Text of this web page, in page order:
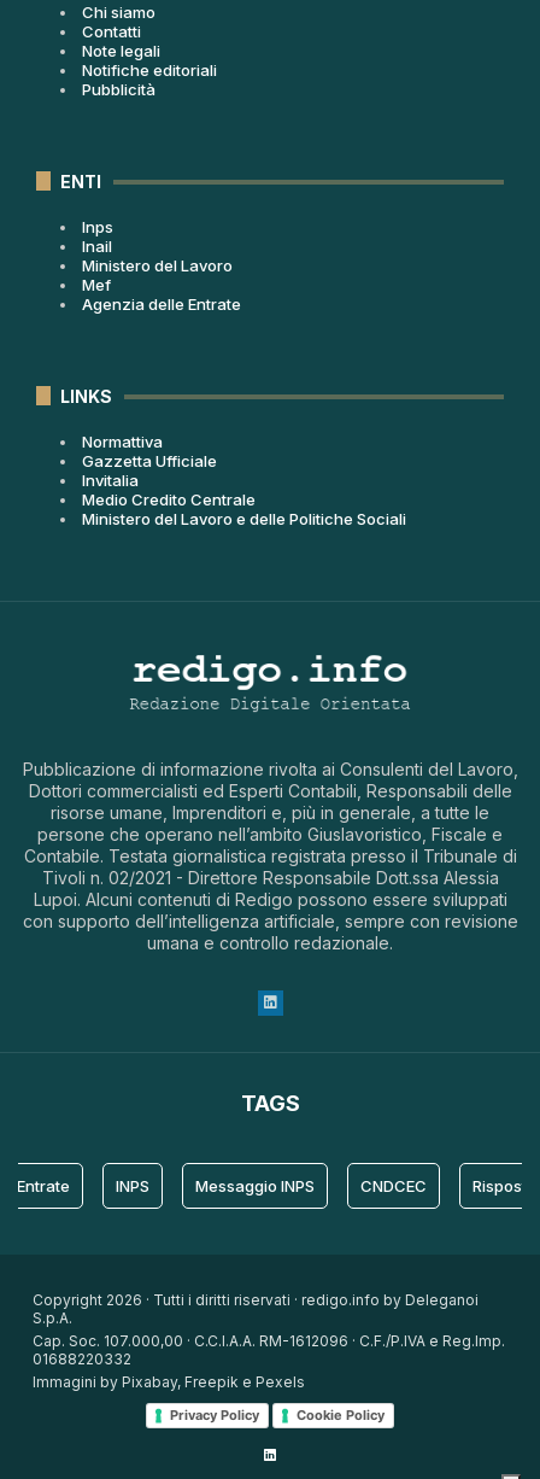
Chi siamo
Contatti
Note legali
Notifiche editoriali
Pubblicità
ENTI
Inps
Inail
Ministero del Lavoro
Mef
Agenzia delle Entrate
LINKS
Normattiva
Gazzetta Ufficiale
Invitalia
Medio Credito Centrale
Ministero del Lavoro e delle Politiche Sociali
Pubblicazione di informazione rivolta ai Consulenti del Lavoro,
Dottori commercialisti ed Esperti Contabili, Responsabili delle
risorse umane, Imprenditori e, più in generale, a tutte le
persone che operano nell’ambito Giuslavoristico, Fiscale e
Contabile. Testata giornalistica registrata presso il Tribunale di
Tivoli n. 02/2021 - Direttore Responsabile Dott.ssa Alessia
Lupoi. Alcuni contenuti di Redigo possono essere sviluppati
con supporto dell’intelligenza artificiale, sempre con revisione
umana e controllo redazionale.
TAGS
Messaggio INPS CNDCEC Risposta
Copyright 2026 · Tutti i diritti riservati · redigo.info by Deleganoi
S.p.A.
Cap. Soc. 107.000,00 · C.C.I.A.A. RM-1612096 · C.F./P.IVA e Reg.Imp.
01688220332
Immagini by Pixabay, Freepik e Pexels
Privacy Policy Cookie Policy